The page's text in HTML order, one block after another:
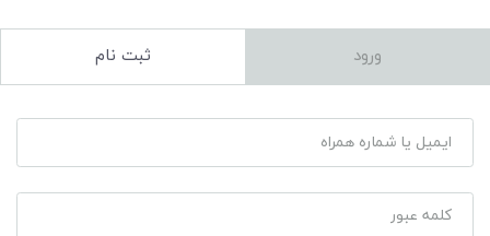
ورود ثبت نام
ایمیل یا شماره همراه
کلمه عبور